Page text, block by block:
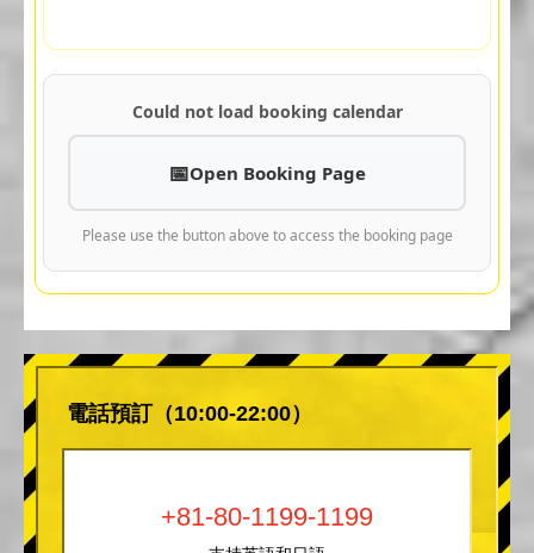
Could not load booking calendar
Open Booking Page
Please use the button above to access the booking page
電話預訂（10:00-22:00）
+81-80-1199-1199